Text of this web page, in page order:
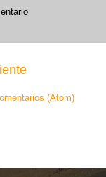
(Atom)
.... EL